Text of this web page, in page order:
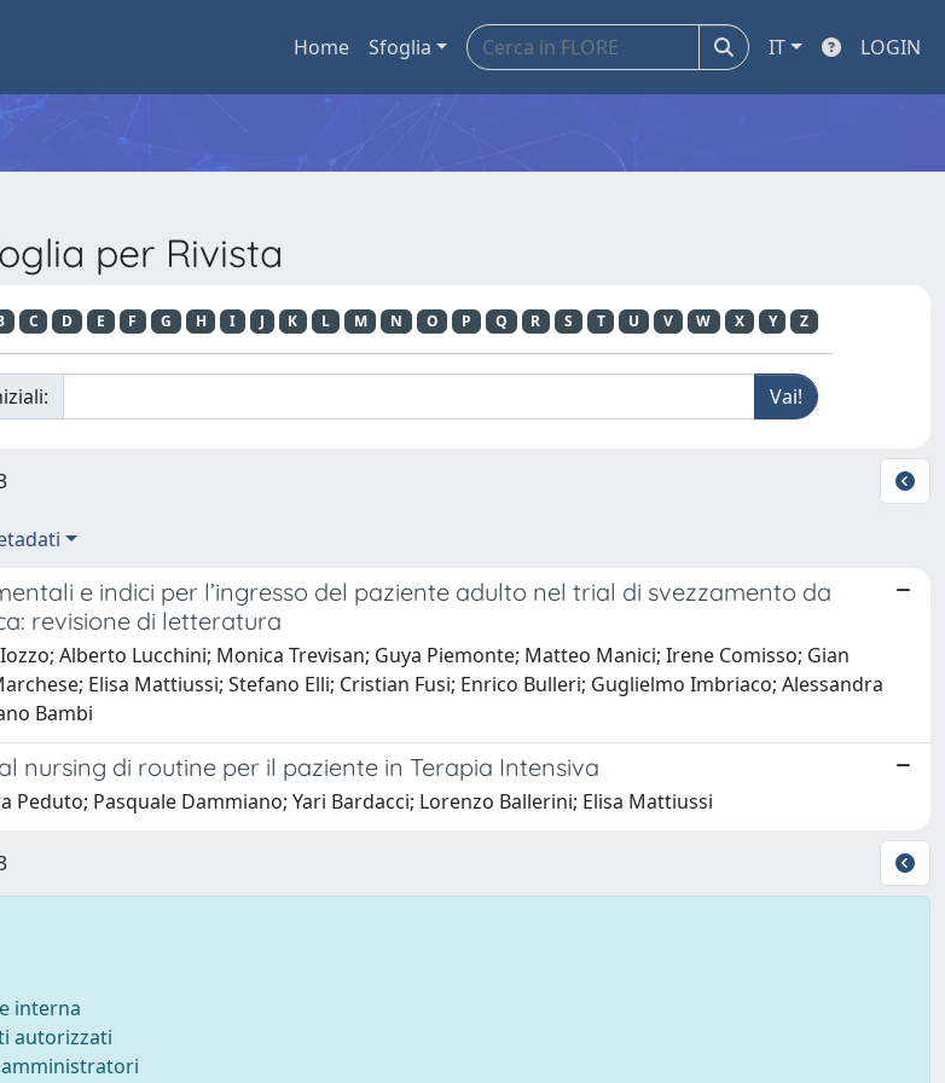
Home Sfoglia IT LOGIN
per Rivista
C D E F G H I J K L M N O P Q R S T U V W X Y Z
e indici per l’ingresso del paziente adulto nel trial di svezzamento da
revisione di letteratura
Alberto Lucchini; Monica Trevisan; Guya Piemonte; Matteo Manici; Irene Comisso; Gian
Elisa Mattiussi; Stefano Elli; Cristian Fusi; Enrico Bulleri; Guglielmo Imbriaco; Alessandra
Bambi
nursing di routine per il paziente in Terapia Intensiva
Peduto; Pasquale Dammiano; Yari Bardacci; Lorenzo Ballerini; Elisa Mattiussi
interna
autorizzati